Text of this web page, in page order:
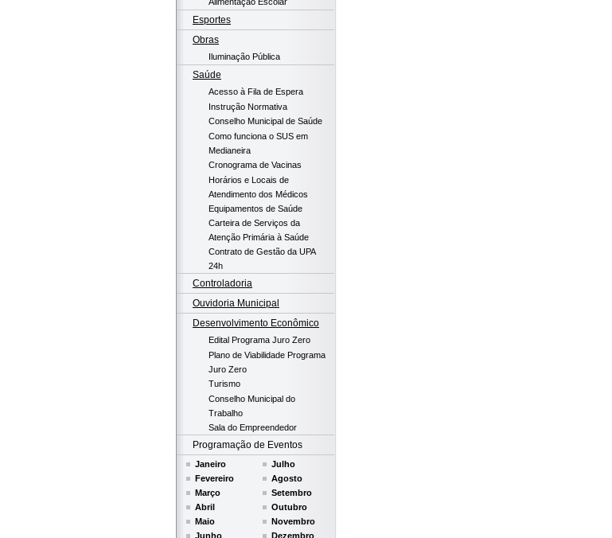
Alimentação Escolar
Esportes
Obras
Iluminação Pública
Saúde
Acesso à Fila de Espera
Instrução Normativa
Conselho Municipal de Saúde
Como funciona o SUS em
Medianeira
Cronograma de Vacinas
Horários e Locais de
Atendimento dos Médicos
Equipamentos de Saúde
Carteira de Serviços da
Atenção Primária à Saúde
Contrato de Gestão da UPA
24h
Controladoria
Ouvidoria Municipal
Desenvolvimento Econômico
Edital Programa Juro Zero
Plano de Viabilidade Programa
Juro Zero
Turismo
Conselho Municipal do
Trabalho
Sala do Empreendedor
Programação de Eventos
Janeiro
Fevereiro
Março
Abril
Maio
Junho
Julho
Agosto
Setembro
Outubro
Novembro
Dezembro